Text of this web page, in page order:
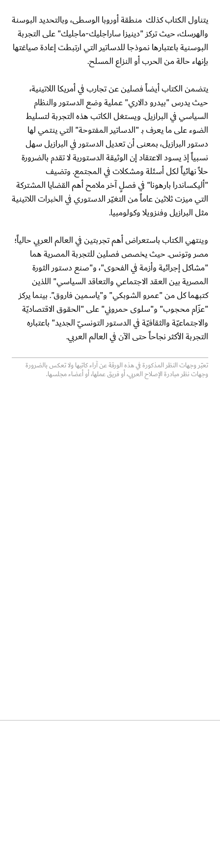
يتناول الكتاب كذلك منطقة أوروبا الوسطى، وبالتحديد البوسنة
والهرسك، حيث تركز "دينيزا ساراجليك-ماجليك" على التجربة
البوسنية باعتبارها نموذجا للدساتير التي ارتبطت إعادة صياغتها
بإنهاء حالة من الحرب أو النزاع المسلح.
يتضمن الكتاب أيضاً فصلين عن تجارب في أمريكا اللاتينية،
حيث يدرس "بيدرو دالاري" عملية وضع الدستور والنظام
السياسي في البرازيل. ويستغل الكاتب هذه التجربة لتسليط
الضوء على ما يعرف بـ "الدساتير المفتوحة" التي ينتمي لها
دستور البرازيل، بمعنى أن تعديل الدستور في البرازيل سهل
نسبياً إذ يسود الاعتقاد إن الوثيقة الدستورية لا تقدم بالضرورة
حلاً نهائياً لكل أسئلة ومشكلات في المجتمع. وتضيف
"أليكساندرا بارهونا" في فصلٍ آخر ملامح أهم القضايا المشتركة
التي ميزت ثلاثين عاماً من التغيّر الدستوري في الخبرات اللاتينية
مثل البرازيل وفنزويلا وكولومبيا.
وينتهي الكتاب باستعراض أهم تجربتين في العالم العربي حالياً؛
مصر وتونس. حيث يخصص فصلين للتجربة المصرية هما
"مشاكل إجرائية وأزمة في الفحوى"، و"صنع دستور الثورة
المصرية بين العقد الاجتماعي والتعاقد السياسي" اللذين
كتبهما كل من "عمرو الشوبكي" و"ياسمين فاروق". بينما يركز
"عزّام محجوب" و"سلوى حمروني" على "الحقوق الاقتصاديّة
والاجتماعيّة والثقافيّة في الدستور التونسيّ الجديد" باعتباره
التجربة الأكثر نجاحاً حتى الآن في العالم العربي.
تعبّر وجهات النظر المذكورة في هذه الورقة عن آراء كاتبها ولا تعكس بالضرورة
وجهات نظر مبادرة الإصلاح العربي، أو فريق عملها، أو أعضاء مجلسها.